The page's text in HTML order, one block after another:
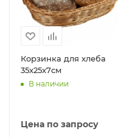
Корзинка для хлеба
35x25x7см
В наличии
Цена по запросу